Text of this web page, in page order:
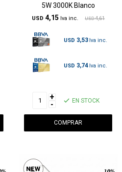
5W 3000K Blanco
USD 4,15 USD 4,61
USD 3,53
USD 3,74
+
- EN STOCK